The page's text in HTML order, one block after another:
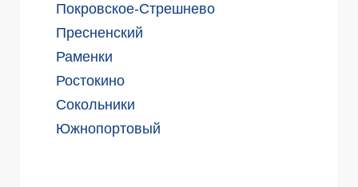
Покровское-Стрешнево
Пресненский
Раменки
Ростокино
Сокольники
Южнопортовый